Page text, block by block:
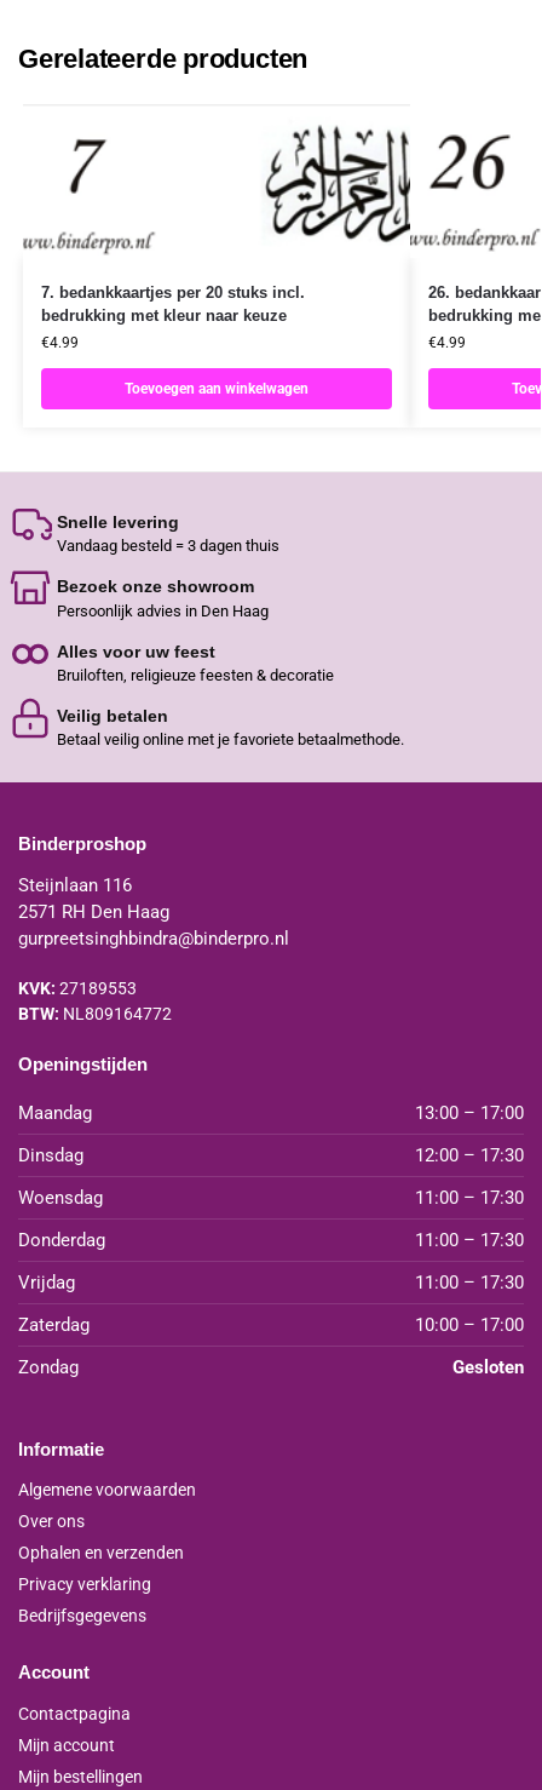
Gerelateerde producten
7. bedankkaartjes per 20 stuks incl.
bedrukking met kleur naar keuze
€4.99
Toevoegen aan winkelwagen
26.
bedrukking
€4.99
Snelle levering
Vandaag besteld = 3 dagen thuis
Bezoek onze showroom
Persoonlijk advies in Den Haag
Alles voor uw feest
Bruiloften, religieuze feesten & decoratie
Veilig betalen
Betaal veilig online met je favoriete betaalmethode.
Binderproshop
Steijnlaan 116
2571 RH Den Haag
gurpreetsinghbindra@binderpro.nl
KVK: 27189553
BTW: NL809164772
Openingstijden
Maandag
13:00 – 17:00
Dinsdag
12:00 – 17:30
Woensdag
11:00 – 17:30
Donderdag
11:00 – 17:30
Vrijdag
11:00 – 17:30
Zaterdag
10:00 – 17:00
Zondag
Gesloten
Informatie
Algemene voorwaarden
Over ons
Ophalen en verzenden
Privacy verklaring
Bedrijfsgegevens
Account
Contactpagina
Mijn account
Mijn bestellingen